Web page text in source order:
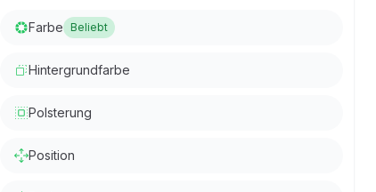
Farbe Beliebt
Hintergrundfarbe
Polsterung
Position